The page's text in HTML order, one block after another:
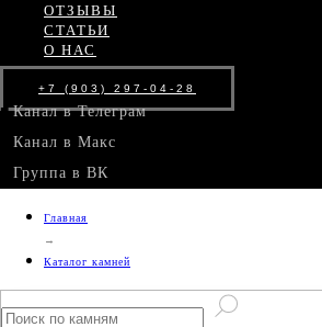
ОТЗЫВЫ
СТАТЬИ
О НАС
+7 (903) 297-04-28
■Канал в Телеграм
Канал в Макс
Группа в ВК
Главная
→
Каталог камней